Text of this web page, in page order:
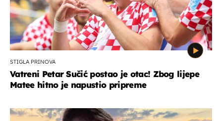
STIGLA PRINOVA
Vatreni Petar Sučić postao je otac! Zbog lijepe
Matee hitno je napustio pripreme